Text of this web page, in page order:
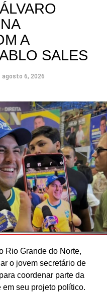
busca ampliar sua
estado, fortalecendo o
o compromisso
A
SALES
agosto 6, 2026
Rio Grande do Norte,
o jovem secretário de
coordenar parte da
seu projeto político.